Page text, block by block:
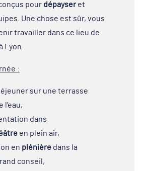
pour dépayser et
Une chose est sûr, vous
travailler dans ce lieu de
Lyon.
:
sur une terrasse
l’eau,
dans
en plein air,
en plénière dans la
conseil,